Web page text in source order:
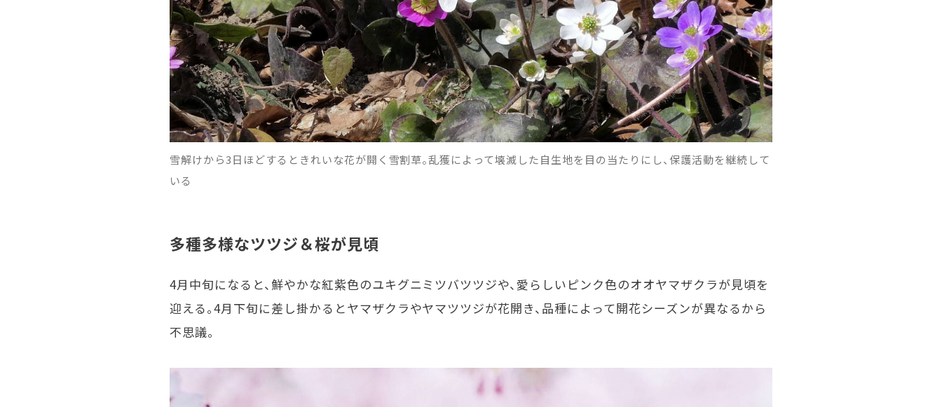
雪解けから3日ほどするときれいな花が開く雪割草。乱獲によって壊滅した自生地を目の当たりにし、保護活動を継続して
いる
多種多様なツツジ＆桜が見頃
4月中旬になると、鮮やかな紅紫色のユキグニミツバツツジや、愛らしいピンク色のオオヤマザクラが見頃を
迎える。4月下旬に差し掛かるとヤマザクラやヤマツツジが花開き、品種によって開花シーズンが異なるから
不思議。